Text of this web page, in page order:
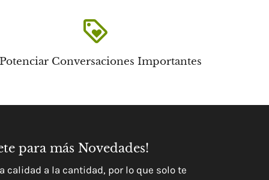
loyalty
Conversaciones Importantes
para más Novedades!
calidad a la cantidad, por lo que solo te